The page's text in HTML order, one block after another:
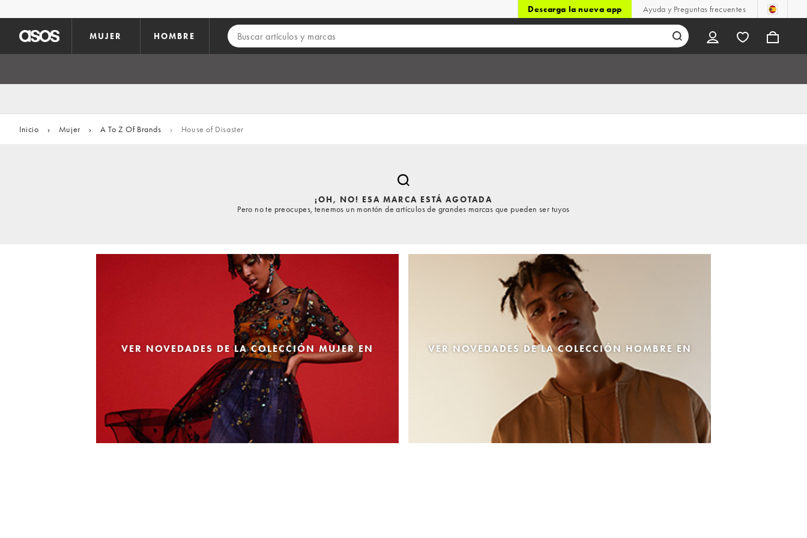
Descarga la nueva app Ayuda y Preguntas frecuentes
MUJER HOMBRE
Inicio › Mujer › A To Z Of Brands › House of Disaster
¡OH, NO! ESA MARCA ESTÁ AGOTADA
Pero no te preocupes, tenemos un montón de artículos de grandes marcas que pueden ser tuyos
VER NOVEDADES DE LA COLECCIÓN MUJER EN VER NOVEDADES DE LA COLECCIÓN HOMBRE EN